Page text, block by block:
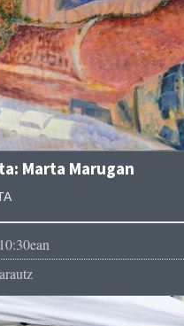
Marta Marugan
10:30ean